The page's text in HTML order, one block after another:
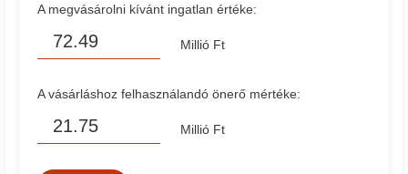
A megvásárolni kívánt ingatlan értéke:
Millió Ft
A vásárláshoz felhasználandó önerő mértéke:
Millió Ft